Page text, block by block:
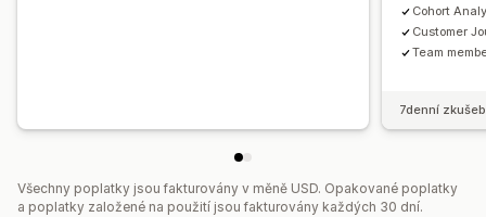
Cohort
Customer
Team
7denní
Všechny poplatky jsou fakturovány v měně USD. Opakované poplatky
a poplatky založené na použití jsou fakturovány každých 30 dní.